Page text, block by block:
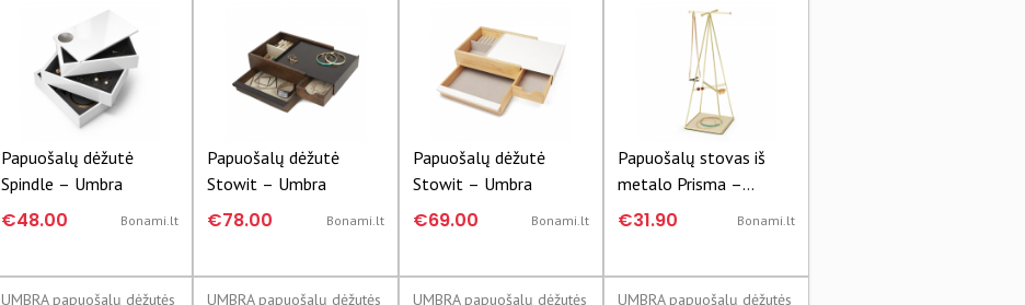
Papuošalų dėžutė
Spindle – Umbra
€48.00 Bonami.lt
Papuošalų dėžutė
Stowit – Umbra
€78.00 Bonami.lt
Papuošalų dėžutė
Stowit – Umbra
€69.00 Bonami.lt
Papuošalų stovas iš
metalo Prisma –
Umbra
€31.90 Bonami.lt
UMBRA papuošalų dėžutės UMBRA papuošalų dėžutės UMBRA papuošalų dėžutės UMBRA papuošalų dėžutės